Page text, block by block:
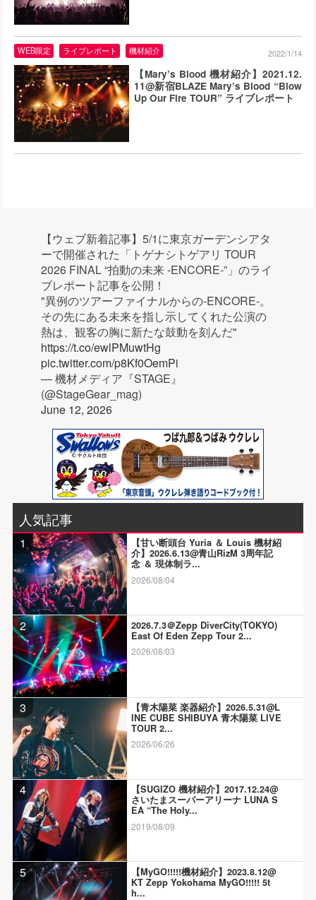
【Mary’s Blood 機材紹介】2021.12.
11@新宿BLAZE Mary’s Blood “Blow
Up Our Fire TOUR” ライブレポート
WEB限定 ライブレポート 機材紹介 2022/1/14
【ウェブ新着記事】5/1に東京ガーデンシアタ
ーで開催された「トゲナシトゲアリ TOUR
2026 FINAL “拍動の未来 -ENCORE-”」のライ
ブレポート記事を公開！
"異例のツアーファイナルからの-ENCORE-。
その先にある未来を指し示してくれた公演の
熱は、観客の胸に新たな鼓動を刻んだ"
https://t.co/ewlPMuwtHg
pic.twitter.com/p8Kf0OemPi
— 機材メディア『STAGE』
(@StageGear_mag)
June 12, 2026
人気記事
1
【甘い断頭台 Yuria ＆ Louis 機材紹
介】2026.6.13@青山RizM 3周年記
念 ＆ 現体制ラ...
2026/08/04
2
2026.7.3＠Zepp DiverCity(TOKYO)
East Of Eden Zepp Tour 2...
2026/08/03
3
【青木陽菜 楽器紹介】2026.5.31@L
INE CUBE SHIBUYA 青木陽菜 LIVE
TOUR 2...
2026/06/26
4
【SUGIZO 機材紹介】2017.12.24@
さいたまスーパーアリーナ LUNA S
EA “The Holy...
2019/08/09
5
【MyGO!!!!!機材紹介】2023.8.12@
KT Zepp Yokohama MyGO!!!!! 5t
h...